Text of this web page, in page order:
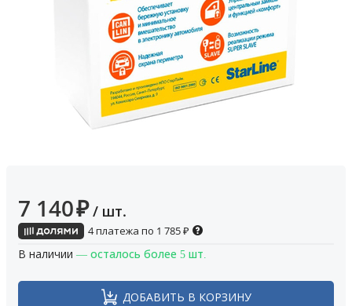
7 140₽ / шт.
4 платежа по 1 785₽
В наличии — осталось более 5 шт.
ДОБАВИТЬ В КОРЗИНУ